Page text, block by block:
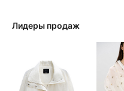
Лидеры продаж